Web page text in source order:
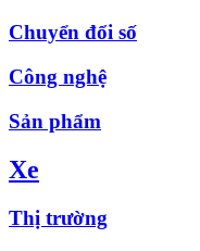
Chuyển đổi số
Công nghệ
Sản phẩm
Xe
Thị trường